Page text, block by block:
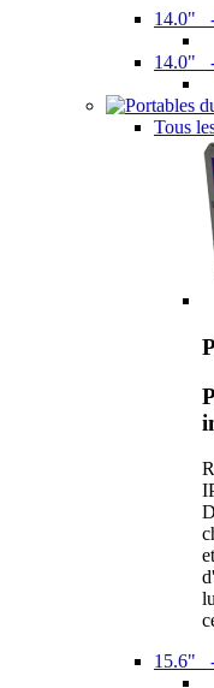
14.0"
14.0"
Tous
15.6"